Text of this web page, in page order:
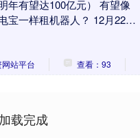
年有望达100亿元） 有望像
宝一样租机器人？ 12月22
人租赁生态峰会暨“擎天租”平
站平台
查看：93
载完成